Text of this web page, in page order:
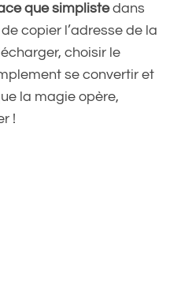
que simplistedans
copier l’adresse de la
choisir le
se convertir et
la magie opère,
!